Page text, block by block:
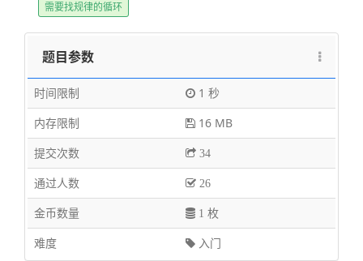
需要找规律的循环
题目参数
时间限制
1 秒
内存限制
16 MB
提交次数
34
通过人数 26
金币数量 1 枚
难度 入门